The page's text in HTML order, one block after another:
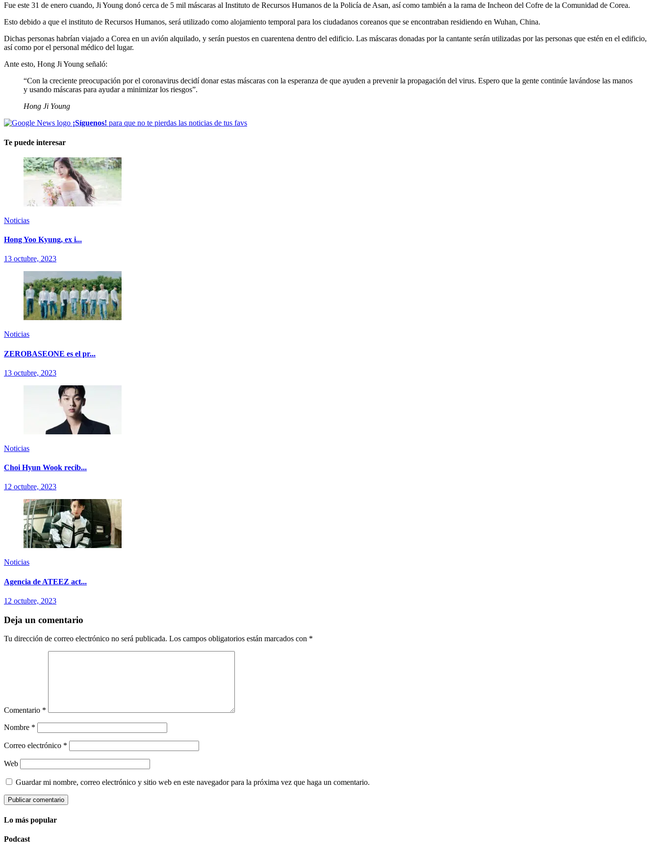
Fue este 31 de enero cuando, Ji Young donó cerca de 5 mil máscaras al Instituto de Recursos Humanos de la Policía de Asan, así como también a la rama de Incheon del Cofre de la Comunidad de Corea.
Esto debido a que el instituto de Recursos Humanos, será utilizado como alojamiento temporal para los ciudadanos coreanos que se encontraban residiendo en Wuhan, China.
Dichas personas habrían viajado a Corea en un avión alquilado, y serán puestos en cuarentena dentro del edificio. Las máscaras donadas por la cantante serán utilizadas por las personas que estén en el edificio,
así como por el personal médico del lugar.
Ante esto, Hong Ji Young señaló:
“Con la creciente preocupación por el coronavirus decidí donar estas máscaras con la esperanza de que ayuden a prevenir la propagación del virus. Espero que la gente continúe lavándose las manos
y usando máscaras para ayudar a minimizar los riesgos”.
Hong Ji Young
¡Síguenos! para que no te pierdas las noticias de tus favs
Te puede interesar
Noticias
Hong Yoo Kyung, ex i...
13 octubre, 2023
Noticias
ZEROBASEONE es el pr...
13 octubre, 2023
Noticias
Choi Hyun Wook recib...
12 octubre, 2023
Noticias
Agencia de ATEEZ act...
12 octubre, 2023
Deja un comentario
Tu dirección de correo electrónico no será publicada. Los campos obligatorios están marcados con *
Comentario *
Nombre *
Correo electrónico *
Web
Guardar mi nombre, correo electrónico y sitio web en este navegador para la próxima vez que haga un comentario.
Lo más popular
Podcast